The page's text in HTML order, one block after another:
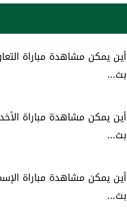
أين يمكن مشاهدة مباراة
بث...
أين يمكن مشاهدة مباراة
بث...
أين يمكن مشاهدة مباراة
بث...